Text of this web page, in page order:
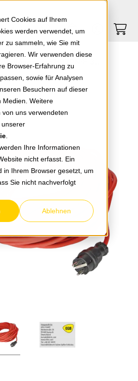
Cookies auf Ihrem
werden verwendet, um
zu sammeln, wie Sie mit
Wir verwenden diese
Browser-Erfahrung zu
sowie für Analysen
Besuchern auf dieser
Medien. Weitere
uns verwendeten
unserer
Ihre Informationen
nicht erfasst. Ein
in Ihrem Browser gesetzt, um
Sie nicht nachverfolgt
Ablehnen
Springe zum Footer
0